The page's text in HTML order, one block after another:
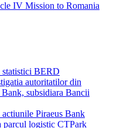
IV Mission to Romania
statistici BERD
autoritatilor din
subsidiara Bancii
Piraeus Bank
logistic CTPark